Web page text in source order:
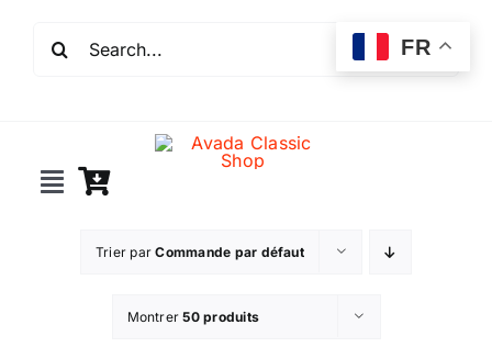
Toggle
Incendie
Extincteurs
Trier parCommande par défaut
Montrer50 produits
FR